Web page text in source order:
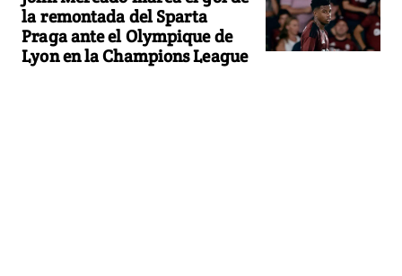
la remontada del Sparta
Praga ante el Olympique de
Lyon en la Champions League